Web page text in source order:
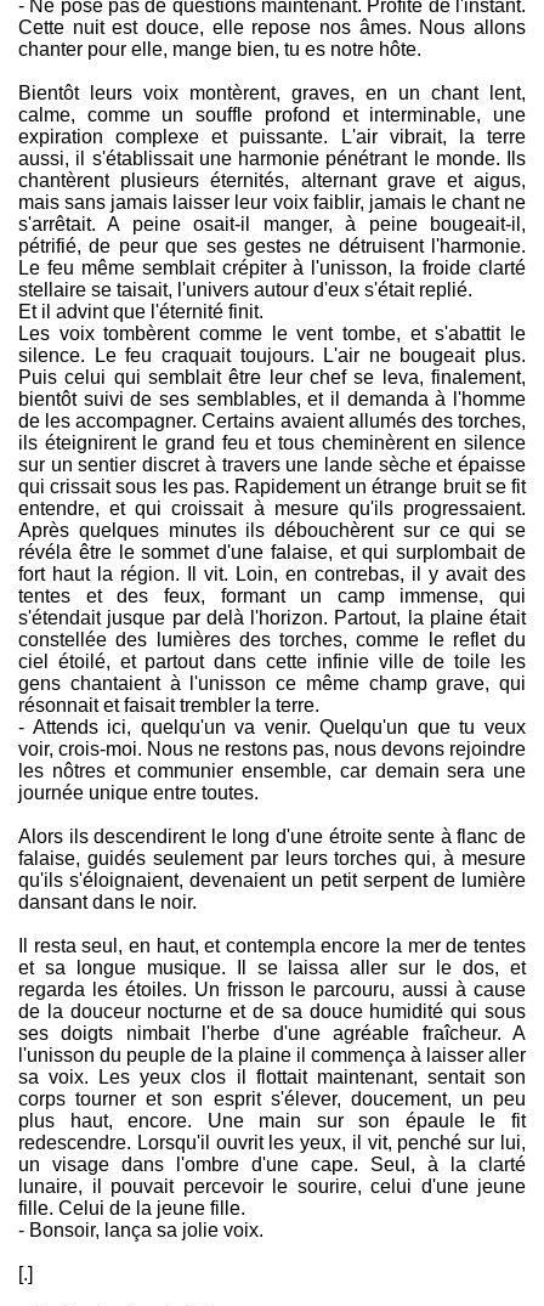
- Ne pose pas de questions maintenant. Profite de l'instant.
Cette nuit est douce, elle repose nos âmes. Nous allons
chanter pour elle, mange bien, tu es notre hôte.
Bientôt leurs voix montèrent, graves, en un chant lent,
calme, comme un souffle profond et interminable, une
expiration complexe et puissante. L'air vibrait, la terre
aussi, il s'établissait une harmonie pénétrant le monde. Ils
chantèrent plusieurs éternités, alternant grave et aigus,
mais sans jamais laisser leur voix faiblir, jamais le chant ne
s'arrêtait. A peine osait-il manger, à peine bougeait-il,
pétrifié, de peur que ses gestes ne détruisent l'harmonie.
Le feu même semblait crépiter à l'unisson, la froide clarté
stellaire se taisait, l'univers autour d'eux s'était replié.
Et il advint que l'éternité finit.
Les voix tombèrent comme le vent tombe, et s'abattit le
silence. Le feu craquait toujours. L'air ne bougeait plus.
Puis celui qui semblait être leur chef se leva, finalement,
bientôt suivi de ses semblables, et il demanda à l'homme
de les accompagner. Certains avaient allumés des torches,
ils éteignirent le grand feu et tous cheminèrent en silence
sur un sentier discret à travers une lande sèche et épaisse
qui crissait sous les pas. Rapidement un étrange bruit se fit
entendre, et qui croissait à mesure qu'ils progressaient.
Après quelques minutes ils débouchèrent sur ce qui se
révéla être le sommet d'une falaise, et qui surplombait de
fort haut la région. Il vit. Loin, en contrebas, il y avait des
tentes et des feux, formant un camp immense, qui
s'étendait jusque par delà l'horizon. Partout, la plaine était
constellée des lumières des torches, comme le reflet du
ciel étoilé, et partout dans cette infinie ville de toile les
gens chantaient à l'unisson ce même champ grave, qui
résonnait et faisait trembler la terre.
- Attends ici, quelqu'un va venir. Quelqu'un que tu veux
voir, crois-moi. Nous ne restons pas, nous devons rejoindre
les nôtres et communier ensemble, car demain sera une
journée unique entre toutes.
Alors ils descendirent le long d'une étroite sente à flanc de
falaise, guidés seulement par leurs torches qui, à mesure
qu'ils s'éloignaient, devenaient un petit serpent de lumière
dansant dans le noir.
Il resta seul, en haut, et contempla encore la mer de tentes
et sa longue musique. Il se laissa aller sur le dos, et
regarda les étoiles. Un frisson le parcouru, aussi à cause
de la douceur nocturne et de sa douce humidité qui sous
ses doigts nimbait l'herbe d'une agréable fraîcheur. A
l'unisson du peuple de la plaine il commença à laisser aller
sa voix. Les yeux clos il flottait maintenant, sentait son
corps tourner et son esprit s'élever, doucement, un peu
plus haut, encore. Une main sur son épaule le fit
redescendre. Lorsqu'il ouvrit les yeux, il vit, penché sur lui,
un visage dans l'ombre d'une cape. Seul, à la clarté
lunaire, il pouvait percevoir le sourire, celui d'une jeune
fille. Celui de la jeune fille.
- Bonsoir, lança sa jolie voix.
[.]